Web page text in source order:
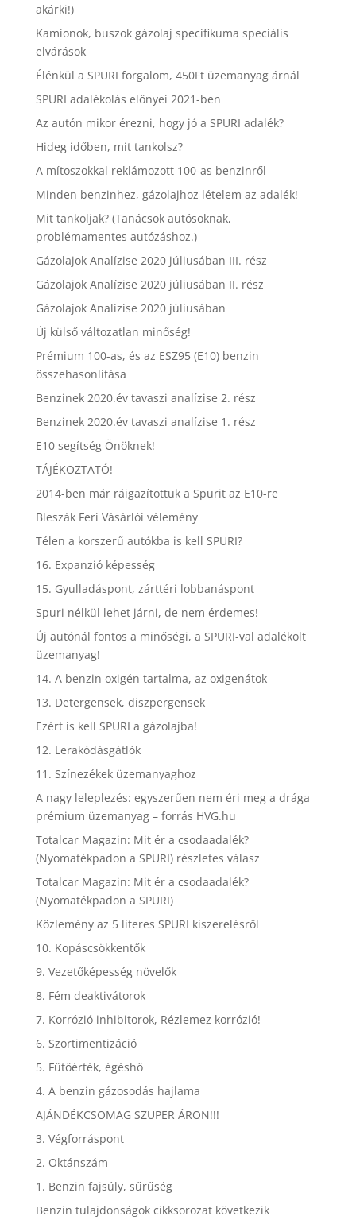
akárki!)
Kamionok, buszok gázolaj specifikuma speciális
elvárások
Élénkül a SPURI forgalom, 450Ft üzemanyag árnál
SPURI adalékolás előnyei 2021-ben
Az autón mikor érezni, hogy jó a SPURI adalék?
Hideg időben, mit tankolsz?
A mítoszokkal reklámozott 100-as benzinről
Minden benzinhez, gázolajhoz lételem az adalék!
Mit tankoljak? (Tanácsok autósoknak,
problémamentes autózáshoz.)
Gázolajok Analízise 2020 júliusában III. rész
Gázolajok Analízise 2020 júliusában II. rész
Gázolajok Analízise 2020 júliusában
Új külső változatlan minőség!
Prémium 100-as, és az ESZ95 (E10) benzin
összehasonlítása
Benzinek 2020.év tavaszi analízise 2. rész
Benzinek 2020.év tavaszi analízise 1. rész
E10 segítség Önöknek!
TÁJÉKOZTATÓ!
2014-ben már ráigazítottuk a Spurit az E10-re
Bleszák Feri Vásárlói vélemény
Télen a korszerű autókba is kell SPURI?
16. Expanzió képesség
15. Gyulladáspont, zárttéri lobbanáspont
Spuri nélkül lehet járni, de nem érdemes!
Új autónál fontos a minőségi, a SPURI-val adalékolt
üzemanyag!
14. A benzin oxigén tartalma, az oxigenátok
13. Detergensek, diszpergensek
Ezért is kell SPURI a gázolajba!
12. Lerakódásgátlók
11. Színezékek üzemanyaghoz
A nagy leleplezés: egyszerűen nem éri meg a drága
prémium üzemanyag – forrás HVG.hu
Totalcar Magazin: Mit ér a csodaadalék?
(Nyomatékpadon a SPURI) részletes válasz
Totalcar Magazin: Mit ér a csodaadalék?
(Nyomatékpadon a SPURI)
Közlemény az 5 literes SPURI kiszerelésről
10. Kopáscsökkentők
9. Vezetőképesség növelők
8. Fém deaktivátorok
7. Korrózió inhibitorok, Rézlemez korrózió!
6. Szortimentizáció
5. Fűtőérték, égéshő
4. A benzin gázosodás hajlama
AJÁNDÉKCSOMAG SZUPER ÁRON!!!
3. Végforráspont
2. Oktánszám
1. Benzin fajsúly, sűrűség
Benzin tulajdonságok cikksorozat következik